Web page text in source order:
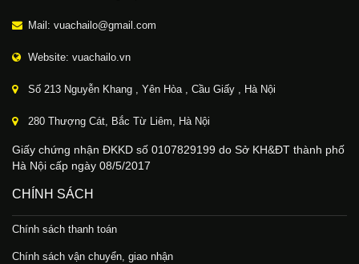
Mail: vuachailo@gmail.com
Website: vuachailo.vn
Số 213 Nguyễn Khang , Yên Hòa , Cầu Giấy , Hà Nội
280 Thượng Cát, Bắc Từ Liêm, Hà Nội
Giấy chứng nhận ĐKKD số 0107829199 do Sở KH&ĐT thành phố
Hà Nội cấp ngày 08/5/2017
CHÍNH SÁCH
Chính sách thanh toán
Chính sách vận chuyển, giao nhận